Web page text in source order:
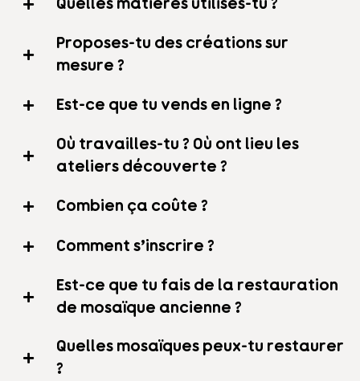
Quelles matières utilises-tu ?
Proposes-tu des créations sur
mesure ?
Est-ce que tu vends en ligne ?
Où travailles-tu ? Où ont lieu les
ateliers découverte ?
Combien ça coûte ?
Comment s’inscrire ?
Est-ce que tu fais de la restauration
de mosaïque ancienne ?
Quelles mosaïques peux-tu restaurer
?